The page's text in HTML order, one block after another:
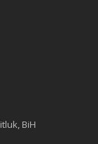
BiH